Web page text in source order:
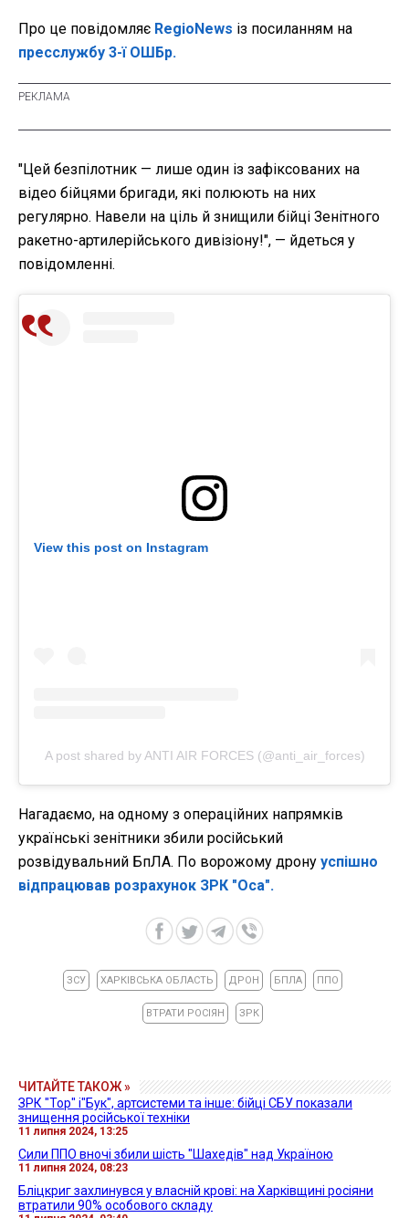
Про це повідомляє RegioNews із посиланням на
пресслужбу 3-ї ОШБр.
"Цей безпілотник — лише один із зафіксованих на
відео бійцями бригади, які полюють на них
регулярно. Навели на ціль й знищили бійці Зенітного
ракетно-артилерійського дивізіону!", — йдеться у
повідомленні.
View this post on Instagram
A post shared by ANTI AIR FORCES (@anti_air_forces)
Нагадаємо, на одному з операційних напрямків
українські зенітники збили російський
розвідувальний БпЛА. По ворожому дрону успішно
відпрацював розрахунок ЗРК "Оса".
ЗСУ ХАРКІВСЬКА ОБЛАСТЬ ДРОН БПЛА ППО
ВТРАТИ РОСІЯН ЗРК
ЧИТАЙТЕ ТАКОЖ »
ЗРК "Тор" і"Бук", артсистеми та інше: бійці СБУ показали
знищення російської техніки
11 липня 2024, 13:25
Сили ППО вночі збили шість "Шахедів" над Україною
11 липня 2024, 08:23
Бліцкриг захлинувся у власній крові: на Харківщині росіяни
втратили 90% особового складу